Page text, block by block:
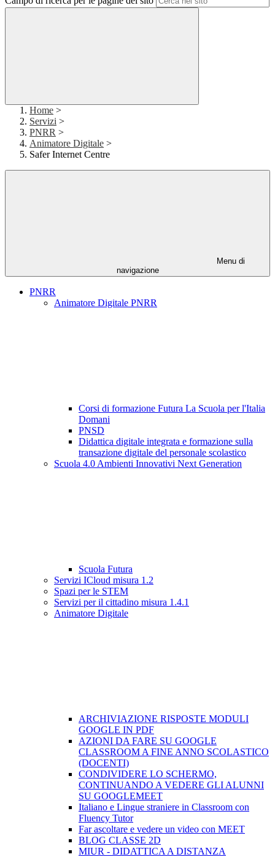
Home >
Servizi >
PNRR >
Animatore Digitale >
Safer Internet Centre
Menu di
navigazione
PNRR
Animatore Digitale PNRR
Corsi di formazione Futura La Scuola per l'Italia
Domani
PNSD
Didattica digitale integrata e formazione sulla
transazione digitale del personale scolastico
Scuola 4.0 Ambienti Innovativi Next Generation
Scuola Futura
Servizi ICloud misura 1.2
Spazi per le STEM
Servizi per il cittadino misura 1.4.1
Animatore Digitale
ARCHIVIAZIONE RISPOSTE MODULI
GOOGLE IN PDF
AZIONI DA FARE SU GOOGLE
CLASSROOM A FINE ANNO SCOLASTICO
(DOCENTI)
CONDIVIDERE LO SCHERMO,
CONTINUANDO A VEDERE GLI ALUNNI
SU GOOGLEMEET
Italiano e Lingue straniere in Classroom con
Fluency Tutor
Far ascoltare e vedere un video con MEET
BLOG CLASSE 2D
MIUR - DIDATTICA A DISTANZA